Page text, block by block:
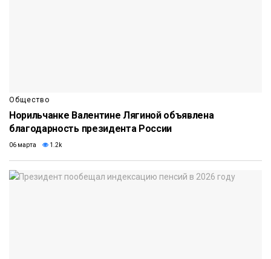
Общество
Норильчанке Валентине Лягиной объявлена
благодарность президента России
06 марта 1.2k